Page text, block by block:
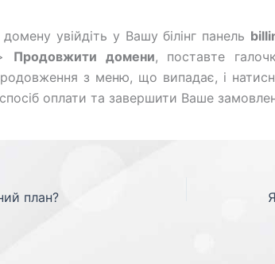
увійдіть у Вашу білінг панель
Продовжити домени, поставте
з меню, що випадає, і
оплати та завершити Ваше
план?